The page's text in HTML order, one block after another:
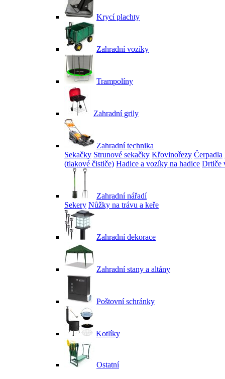
Krycí plachty
Zahradní vozíky
Trampolíny
Zahradní grily
Zahradní technika
Sekačky Strunové sekačky Křovinořezy Čerpadla
(tlakové čističe) Hadice a vozíky na hadice Drtiče
Zahradní nářadí
Sekery Nůžky na trávu a keře
Zahradní dekorace
Zahradní stany a altány
Poštovní schránky
Kotlíky
Ostatní